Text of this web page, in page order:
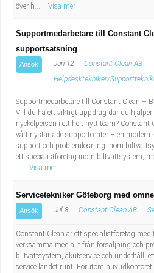
över h...
Visa mer
Supportmedarbetare till Constant
supportsatsning
Ansök Jun 12
Constant Clean AB
Helpdesktekniker/
Supportmedarbetare till Constant Clean –
Vill du ha ett viktigt uppdrag där du hjälper
nyckelperson i ett helt nytt team? Constant
vårt nystartade supportcenter – en
support och problemlösning inom
ett specialistföretag inom biltvättsystem,
...
Visa mer
Servicetekniker Göteborg med
Ansök Jul 8 Constant Clean AB
Constant Clean är ett specialistföretag
verksamma med allt från försäljning och
biltvättsystem, akutservice och underhåll,
service landet runt. Förutom